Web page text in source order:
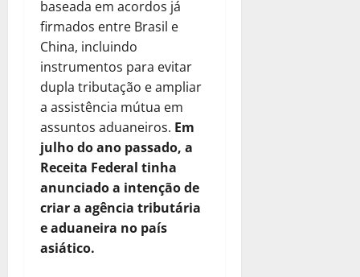
baseada em acordos já
firmados entre Brasil e
China, incluindo
instrumentos para evitar
dupla tributação e ampliar
a assistência mútua em
assuntos aduaneiros. Em
julho do ano passado, a
Receita Federal tinha
anunciado a intenção de
criar a agência tributária
e aduaneira no país
asiático.